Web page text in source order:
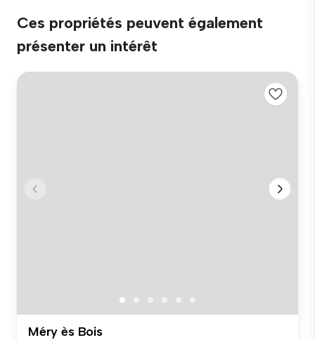
Ces propriétés peuvent également
présenter un intérêt
Méry ès Bois